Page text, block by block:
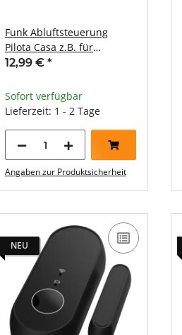
Funk Abluftsteuerung
Pilota Casa z.B. für
Dunstabzugshauben max.
12,99 € *
Sofort verfügbar
Lieferzeit: 1 - 2 Tage
Angaben zur Produktsicherheit
NEU